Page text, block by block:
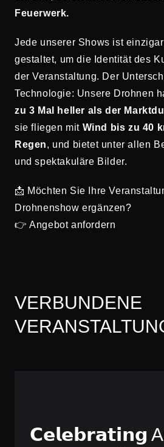
Feuerwerk.
Jede unserer Shows ist
gestaltet, um die Identität des
der Veranstaltung. Der
Technologie: Unsere Drohnen
zu 3 Mal heller als der
sie fliegen mit Wind bis zu 40
Regen, und bietet unter allen
und spektakuläre Bilder.
📩 Möchten Sie Ihre
Drohnenshow ergänzen?
👉 Angebot anfordern
VERBUNDENE
𝗖𝗲𝗹𝗲𝗯𝗿𝗮𝘁𝗶𝗻𝗴